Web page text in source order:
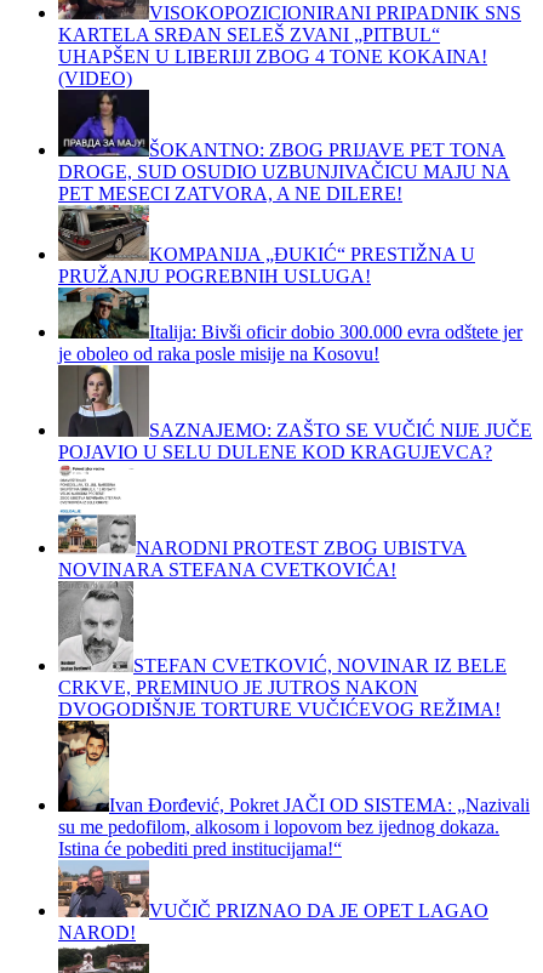
VISOKOPOZICIONIRANI PRIPADNIK SNS
KARTELA SRĐAN SELEŠ ZVANI „PITBUL“
UHAPŠEN U LIBERIJI ZBOG 4 TONE KOKAINA!
(VIDEO)
ŠOKANTNO: ZBOG PRIJAVE PET TONA
DROGE, SUD OSUDIO UZBUNJIVAČICU MAJU NA
PET MESECI ZATVORA, A NE DILERE!
KOMPANIJA „ĐUKIĆ“ PRESTIŽNA U
PRUŽANJU POGREBNIH USLUGA!
Italija: Bivši oficir dobio 300.000 evra odštete jer
je oboleo od raka posle misije na Kosovu!
SAZNAJEMO: ZAŠTO SE VUČIĆ NIJE JUČE
POJAVIO U SELU DULENE KOD KRAGUJEVCA?
NARODNI PROTEST ZBOG UBISTVA
NOVINARA STEFANA CVETKOVIĆA!
STEFAN CVETKOVIĆ, NOVINAR IZ BELE
CRKVE, PREMINUO JE JUTROS NAKON
DVOGODIŠNJE TORTURE VUČIĆEVOG REŽIMA!
Ivan Đorđević, Pokret JAČI OD SISTEMA: „Nazivali
su me pedofilom, alkosom i lopovom bez ijednog dokaza.
Istina će pobediti pred institucijama!“
VUČIČ PRIZNAO DA JE OPET LAGAO
NAROD!